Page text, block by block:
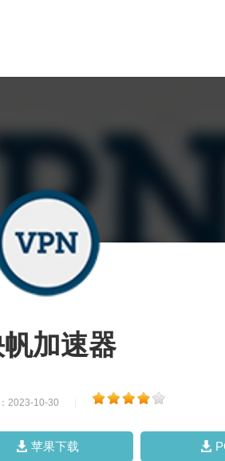
加速器
2023-10-30
苹果下载